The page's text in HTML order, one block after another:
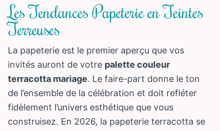
Les Tendances Papeterie en Teintes
Terreuses
La papeterie est le premier aperçu que vos
invités auront de votre palette couleur
terracotta mariage. Le faire-part donne le ton
de l’ensemble de la célébration et doit refléter
fidèlement l’univers esthétique que vous
construisez. En 2026, la papeterie terracotta se